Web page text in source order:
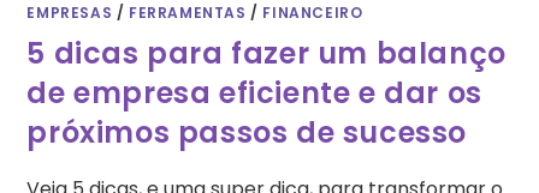
EMPRESAS / FERRAMENTAS / FINANCEIRO
5 dicas para fazer um balanço
de empresa eficiente e dar os
próximos passos de sucesso